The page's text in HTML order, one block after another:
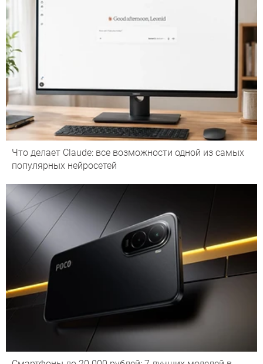
Что делает Сlaude: все возможности одной из самых
популярных нейросетей